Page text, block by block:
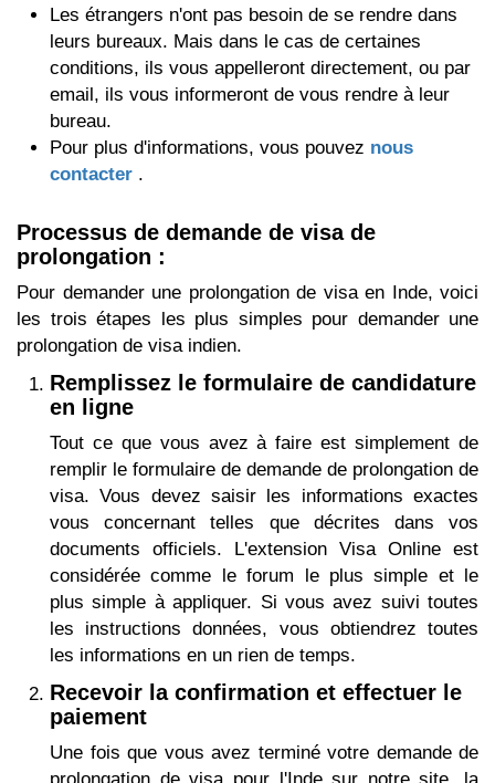
Les étrangers n'ont pas besoin de se rendre dans
leurs bureaux. Mais dans le cas de certaines
conditions, ils vous appelleront directement, ou par
email, ils vous informeront de vous rendre à leur
bureau.
Pour plus d'informations, vous pouvez nous
contacter .
Processus de demande de visa de
prolongation :
Pour demander une prolongation de visa en Inde, voici
les trois étapes les plus simples pour demander une
prolongation de visa indien.
Remplissez le formulaire de candidature
en ligne
Tout ce que vous avez à faire est simplement de
remplir le formulaire de demande de prolongation de
visa. Vous devez saisir les informations exactes
vous concernant telles que décrites dans vos
documents officiels. L'extension Visa Online est
considérée comme le forum le plus simple et le
plus simple à appliquer. Si vous avez suivi toutes
les instructions données, vous obtiendrez toutes
les informations en un rien de temps.
Recevoir la confirmation et effectuer le
paiement
Une fois que vous avez terminé votre demande de